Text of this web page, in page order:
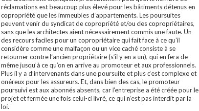
réclamations est beaucoup plus élevé pour les bâtiments détenus en
copropriété que les immeubles d’appartements. Les poursuites
peuvent venir du syndicat de copropriété et/ou des copropriétaires,
sans que les architectes aient nécessairement commis une faute. Un
des recours faciles pour un copropriétaire qui fait face à ce qu’il
considère comme une malfaçon ou un vice caché consiste à se
retourner contre l’ancien propriétaire (s’il y en a un), qui en fera de
même jusqu’à ce qu’on en arrive au promoteur et aux professionnels.
Plus il y a d’intervenants dans une poursuite et plus c’est complexe et
onéreux pour les assureurs. Et, dans bien des cas, le promoteur
poursuivi est aux abonnés absents, car l’entreprise a été créée pour le
projet et fermée une fois celui-ci livré, ce qui n’est pas interdit par la
loi.